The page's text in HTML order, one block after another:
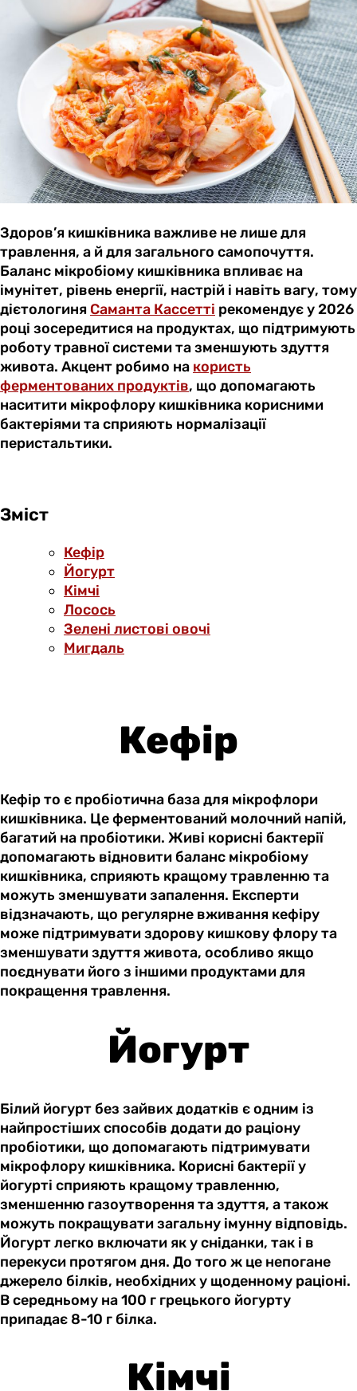
Здоров’я кишківника важливе не лише для
травлення, а й для загального самопочуття.
Баланс мікробіому кишківника впливає на
імунітет, рівень енергії, настрій і навіть вагу, тому
дієтологиня Саманта Кассетті рекомендує у 2026
році зосередитися на продуктах, що підтримують
роботу травної системи та зменшують здуття
живота. Акцент робимо на користь
ферментованих продуктів, що допомагають
наситити мікрофлору кишківника корисними
бактеріями та сприяють нормалізації
перистальтики.
Зміст
Кефір
Йогурт
Кімчі
Лосось
Зелені листові овочі
Мигдаль
Кефір
Кефір то є пробіотична база для мікрофлори
кишківника. Це ферментований молочний напій,
багатий на пробіотики. Живі корисні бактерії
допомагають відновити баланс мікробіому
кишківника, сприяють кращому травленню та
можуть зменшувати запалення. Експерти
відзначають, що регулярне вживання кефіру
може підтримувати здорову кишкову флору та
зменшувати здуття живота, особливо якщо
поєднувати його з іншими продуктами для
покращення травлення.
Йогурт
Білий йогурт без зайвих додатків є одним із
найпростіших способів додати до раціону
пробіотики, що допомагають підтримувати
мікрофлору кишківника. Корисні бактерії у
йогурті сприяють кращому травленню,
зменшенню газоутворення та здуття, а також
можуть покращувати загальну імунну відповідь.
Йогурт легко включати як у сніданки, так і в
перекуси протягом дня. До того ж це непогане
джерело білків, необхідних у щоденному раціоні.
В середньому на 100 г грецького йогурту
припадає 8-10 г білка.
Кімчі